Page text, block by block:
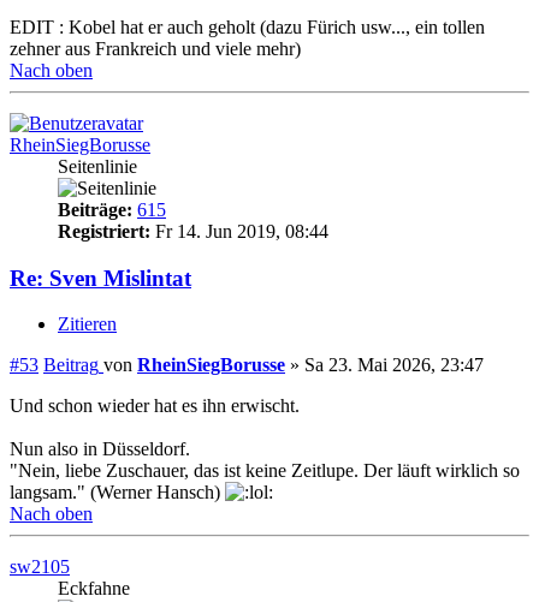
EDIT : Kobel hat er auch geholt (dazu Fürich usw..., ein tollen
zehner aus Frankreich und viele mehr)
Nach oben
RheinSiegBorusse
Seitenlinie
Beiträge: 615
Registriert: Fr 14. Jun 2019, 08:44
Re: Sven Mislintat
Zitieren
#53 Beitrag von RheinSiegBorusse » Sa 23. Mai 2026, 23:47
Und schon wieder hat es ihn erwischt.
Nun also in Düsseldorf.
"Nein, liebe Zuschauer, das ist keine Zeitlupe. Der läuft wirklich so
langsam." (Werner Hansch)
Nach oben
sw2105
Eckfahne